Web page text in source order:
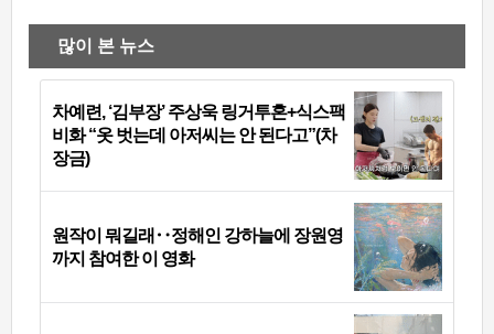
많이 본 뉴스
차예련, ‘김부장’ 주상욱 링거투혼+식스팩
비화 “옷 벗는데 아저씨는 안 된다고”(차
장금)
원작이 뭐길래‥정해인 강하늘에 장원영
까지 참여한 이 영화